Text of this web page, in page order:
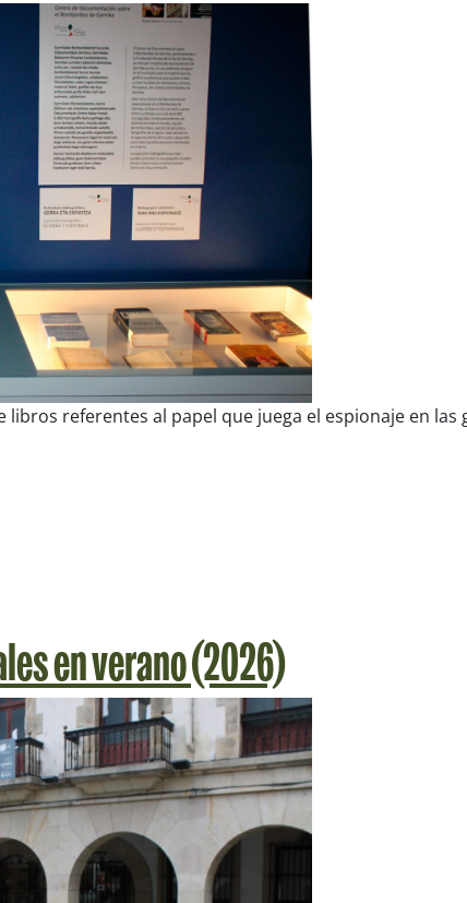
referentes al papel que juega el espionaje en las
en verano (2026)